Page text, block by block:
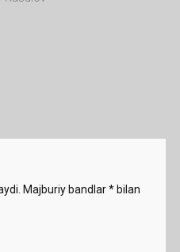
Majburiy bandlar*bilan